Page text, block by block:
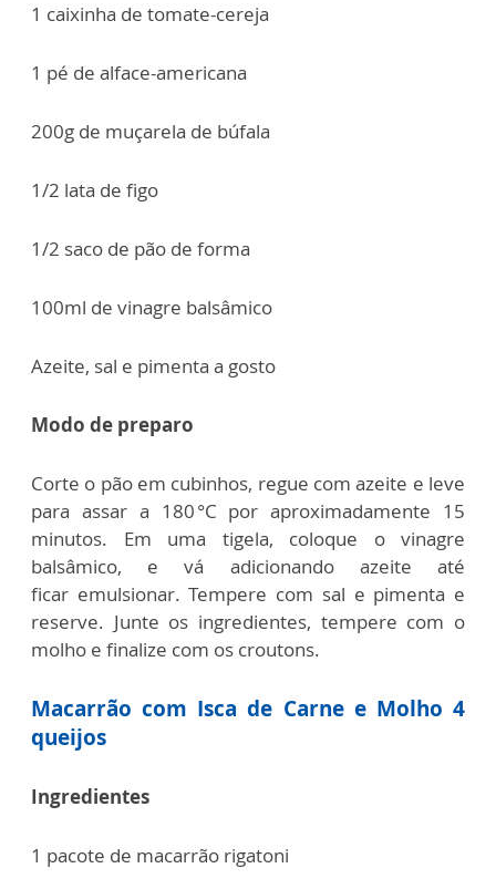
1 caixinha de tomate-cereja
1 pé de alface-americana
200g de muçarela de búfala
1/2 lata de figo
1/2 saco de pão de forma
100ml de vinagre balsâmico
Azeite, sal e pimenta a gosto
Modo de preparo
Corte o pão em cubinhos, regue com azeite e leve
para assar a 180 °C poraproximadamente 15
minutos. Em uma tigela, coloque o vinagre
balsâmico, e vá adicionando azeite até
ficar emulsionar. Tempere com sal e pimenta e
reserve. Junte os ingredientes, tempere com o
molho e finalize com os croutons.
Macarrão com Isca de Carne e Molho 4
queijos
Ingredientes
1 pacote de macarrão rigatoni